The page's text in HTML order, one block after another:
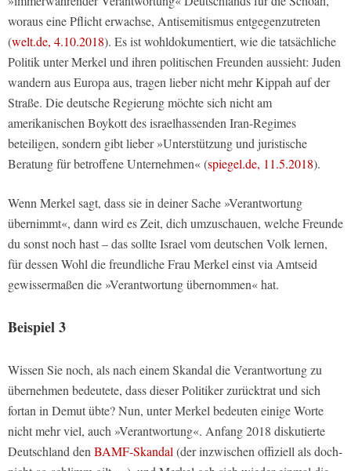
woraus eine Pflicht erwachse, Antisemitismus entgegenzutreten
(welt.de, 4.10.2018). Es ist wohldokumentiert, wie die tatsächliche
Politik unter Merkel und ihren politischen Freunden aussieht: Juden
wandern aus Europa aus, tragen lieber nicht mehr Kippah auf der
Straße. Die deutsche Regierung möchte sich nicht am
amerikanischen Boykott des israelhassenden Iran-Regimes
beteiligen, sondern gibt lieber »Unterstützung und juristische
Beratung für betroffene Unternehmen« (spiegel.de, 11.5.2018).
Wenn Merkel sagt, dass sie in deiner Sache »Verantwortung
übernimmt«, dann wird es Zeit, dich umzuschauen, welche Freunde
du sonst noch hast – das sollte Israel vom deutschen Volk lernen,
für dessen Wohl die freundliche Frau Merkel einst via Amtseid
gewissermaßen die »Verantwortung übernommen« hat.
Beispiel 3
Wissen Sie noch, als nach einem Skandal die Verantwortung zu
übernehmen bedeutete, dass dieser Politiker zurücktrat und sich
fortan in Demut übte? Nun, unter Merkel bedeuten einige Worte
nicht mehr viel, auch »Verantwortung«. Anfang 2018 diskutierte
Deutschland den BAMF-Skandal (der inzwischen offiziell als doch-